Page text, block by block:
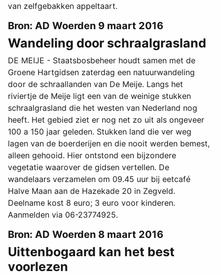
van zelfgebakken appeltaart.
Bron: AD Woerden 9 maart 2016
Wandeling door schraalgrasland
DE MEIJE - Staatsbosbeheer houdt samen met de
Groene Hartgidsen zaterdag een natuurwandeling
door de schraallanden van De Meije. Langs het
riviertje de Meije ligt een van de weinige stukken
schraalgrasland die het westen van Nederland nog
heeft. Het gebied ziet er nog net zo uit als ongeveer
100 a 150 jaar geleden. Stukken land die ver weg
lagen van de boerderijen en die nooit werden bemest,
alleen gehooid. Hier ontstond een bijzondere
vegetatie waarover de gidsen vertellen. De
wandelaars verzamelen om 09.45 uur bij eetcafé
Halve Maan aan de Hazekade 20 in Zegveld.
Deelname kost 8 euro; 3 euro voor kinderen.
Aanmelden via 06-23774925.
Bron: AD Woerden 8 maart 2016
Uittenbogaard kan het best
voorlezen